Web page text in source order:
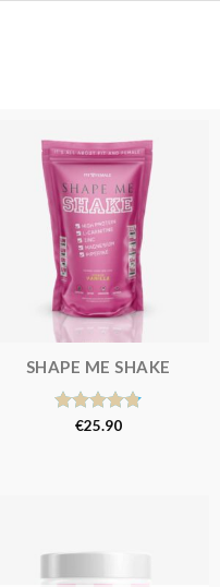
SHAPE ME SHAKE
Bewertet
€25.90